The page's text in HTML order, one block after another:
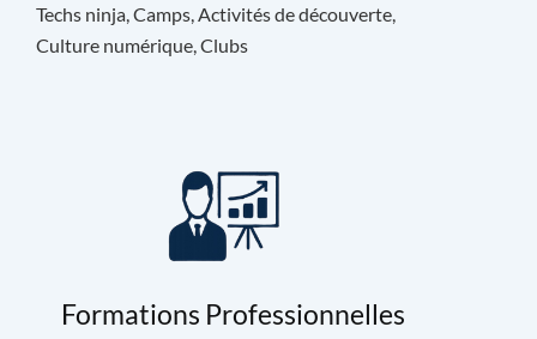
Techs ninja, Camps, Activités de découverte,
Culture numérique, Clubs
Formations Professionnelles